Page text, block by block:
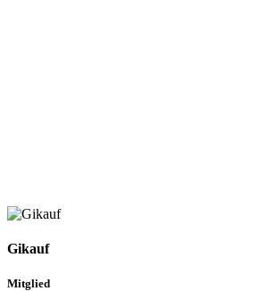
Gikauf
Mitglied